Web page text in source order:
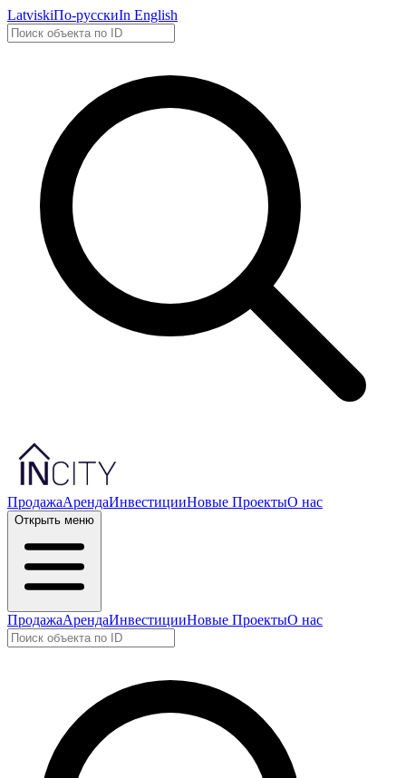
LatviskiПо-русскиIn English
ПродажаАрендаИнвестицииНовые ПроектыО нас
Открыть меню
ПродажаАрендаИнвестицииНовые ПроектыО нас